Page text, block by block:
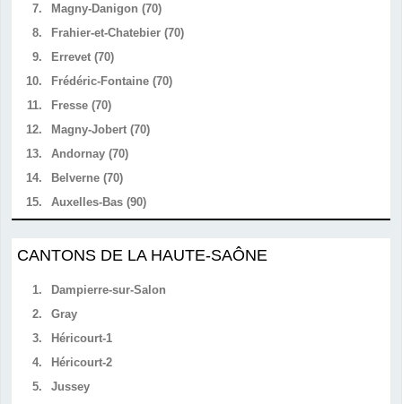
7.
Magny-Danigon (70)
8.
Frahier-et-Chatebier (70)
9.
Errevet (70)
10.
Frédéric-Fontaine (70)
11.
Fresse (70)
12.
Magny-Jobert (70)
13.
Andornay (70)
14.
Belverne (70)
15.
Auxelles-Bas (90)
CANTONS DE LA HAUTE-SAÔNE
1.
Dampierre-sur-Salon
2.
Gray
3.
Héricourt-1
4.
Héricourt-2
5.
Jussey